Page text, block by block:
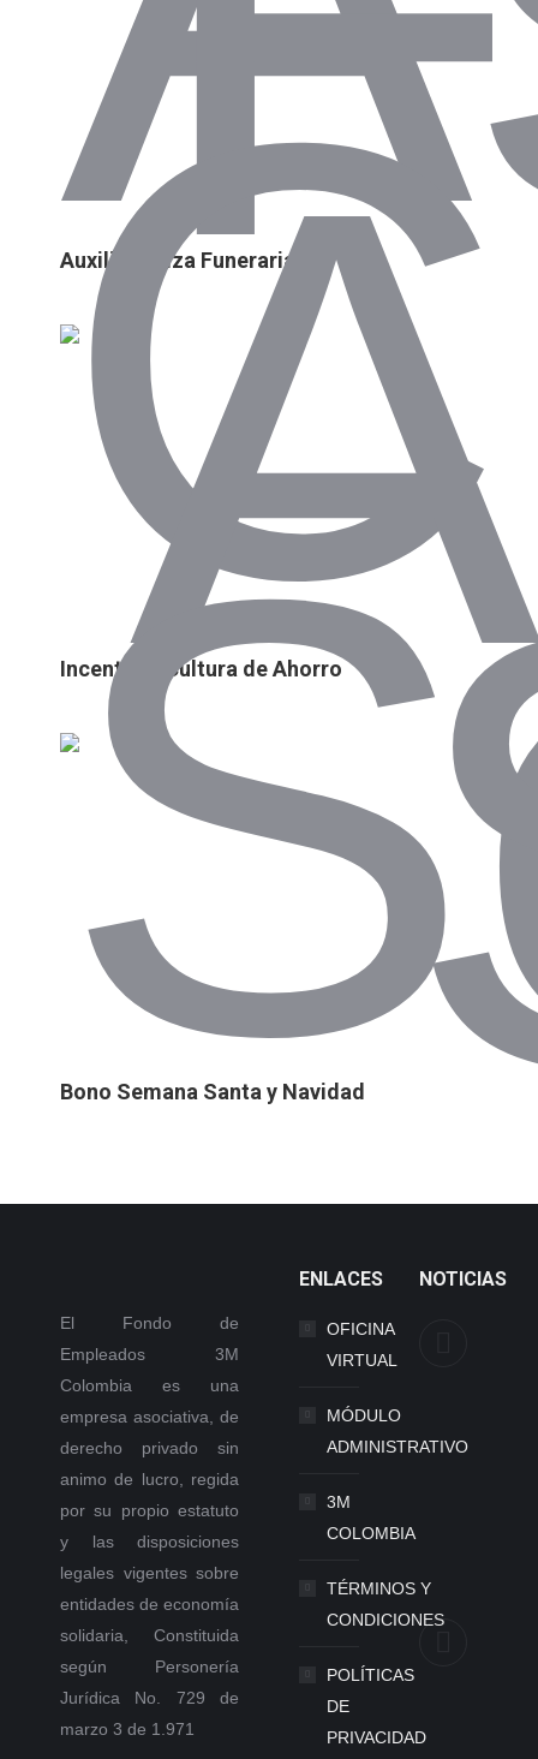
Auxilio Póliza Funeraria
Incentivar Cultura de Ahorro
Bono Semana Santa y Navidad
El Fondo de
Empleados 3M
Colombia es una
empresa asociativa, de
derecho privado sin
animo de lucro, regida
por su propio estatuto
y las disposiciones
legales vigentes sobre
entidades de economía
solidaria, Constituida
según Personería
Jurídica No. 729 de
marzo 3 de 1.971
ENLACES
OFICINA
VIRTUAL
MÓDULO
ADMINISTRATIVO
3M
COLOMBIA
TÉRMINOS Y
CONDICIONES
POLÍTICAS
DE
PRIVACIDAD
NOTICIAS